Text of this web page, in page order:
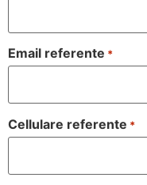
Email referente *
Cellulare referente *